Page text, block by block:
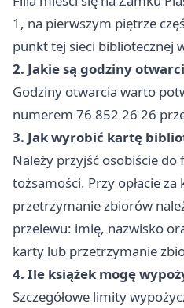
1, na pierwszym piętrze
punkt tej sieci bibliotecznej
2. Jakie są godziny
Godziny otwarcia warto
numerem 76 852 26 26
3. Jak wyrobić kartę
Należy przyjść osobiście
tożsamości. Przy opłacie za
przetrzymanie zbiorów
przelewu: imię, nazwisko
karty lub przetrzymanie
4. Ile książek mogę
Szczegółowe limity